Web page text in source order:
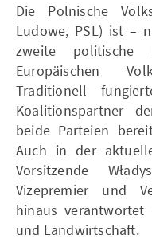
Die Polnische
Ludowe, PSL) ist –
zweite
Europäischen
Traditionell
Koalitionspartner
beide Parteien
Auch in der
Vorsitzende
Vizepremier und
hinaus verantwortet
und Landwirtschaft.